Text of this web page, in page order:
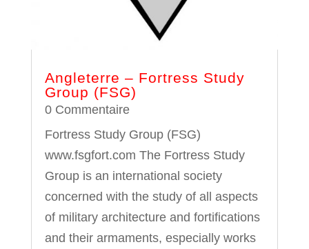
Angleterre – Fortress Study
Group (FSG)
0 Commentaire
Fortress Study Group (FSG)
www.fsgfort.com The Fortress Study
Group is an international society
concerned with the study of all aspects
of military architecture and fortifications
and their armaments, especially works